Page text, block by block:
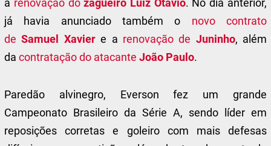
a renovação dozagueiro Luiz Otávio. No dia anterior,
já havia anunciado também o novo contrato
deSamuel Xaviere a renovação de Juninho, além
dacontratação do atacanteJoão Paulo.
Paredão alvinegro, Everson fez um grande
Campeonato Brasileiro da Série A, sendo líder em
reposições corretas e goleiro com mais defesas